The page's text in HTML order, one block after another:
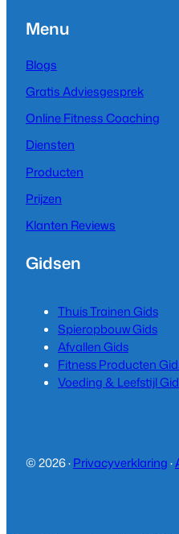
Menu
Blogs
Gratis Adviesgesprek
Online Fitness Coaching
Diensten
Producten
Prijzen
Klanten Reviews
Gidsen
Thuis Trainen Gids
Spieropbouw Gids
Afvallen Gids
Fitness Producten
Voeding & Leefstijl
© 2026 ·Privacyverklaring·